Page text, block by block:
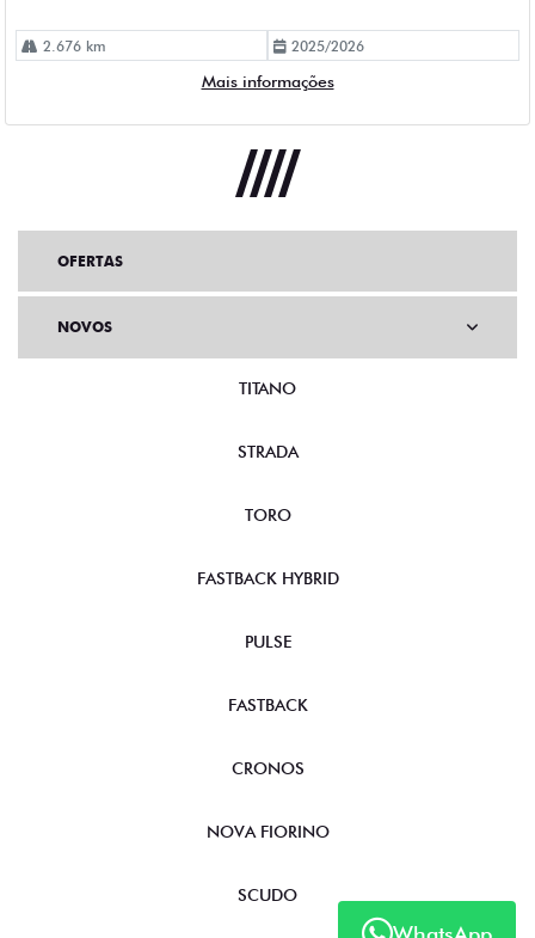
2.676 km 2025/2026
Mais informações
OFERTAS
NOVOS
TITANO
STRADA
TORO
FASTBACK HYBRID
PULSE
FASTBACK
CRONOS
NOVA FIORINO
SCUDO